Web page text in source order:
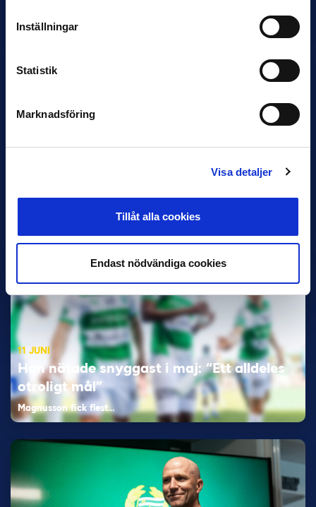
Inställningar
Statistik
Marknadsföring
Visa detaljer
Tillåt alla cookies
Endast nödvändiga cookies
Samma vinnare som i…
VM-spelare med förflutet i Allsvenskan
Dennis Hadžikadunić — Malmö FF / Trelleborg FF
11 JUNI
Han nätade snyggast i maj: “Ett alldeles
otroligt mål”
Magnusson fick flest…